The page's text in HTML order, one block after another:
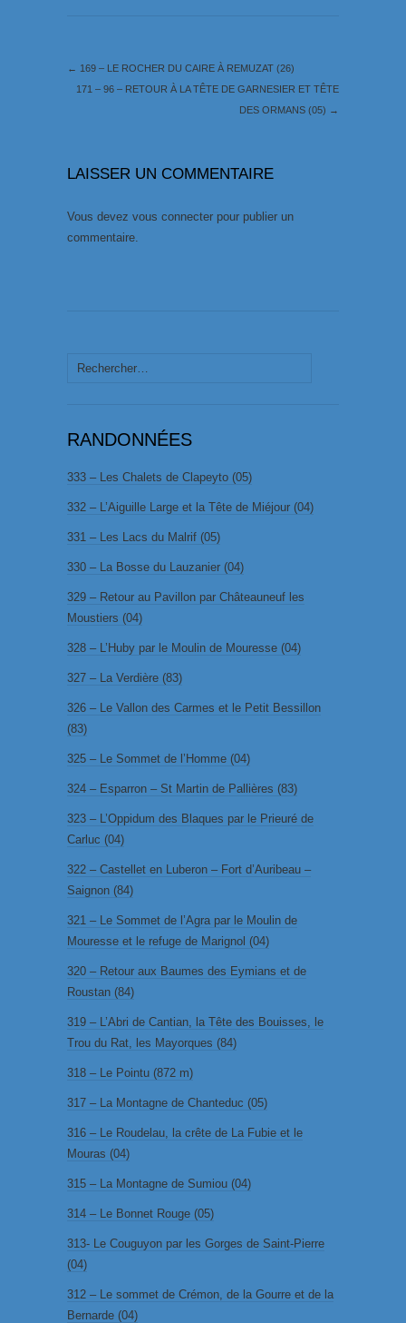
← 169 – LE ROCHER DU CAIRE À REMUZAT (26)
171 – 96 – RETOUR À LA TÊTE DE GARNESIER ET TÊTE
DES ORMANS (05) →
LAISSER UN COMMENTAIRE
Vous devez vous connecter pour publier un
commentaire.
Rechercher :
RANDONNÉES
333 – Les Chalets de Clapeyto (05)
332 – L’Aiguille Large et la Tête de Miéjour (04)
331 – Les Lacs du Malrif (05)
330 – La Bosse du Lauzanier (04)
329 – Retour au Pavillon par Châteauneuf les
Moustiers (04)
328 – L’Huby par le Moulin de Mouresse (04)
327 – La Verdière (83)
326 – Le Vallon des Carmes et le Petit Bessillon
(83)
325 – Le Sommet de l’Homme (04)
324 – Esparron – St Martin de Pallières (83)
323 – L’Oppidum des Blaques par le Prieuré de
Carluc (04)
322 – Castellet en Luberon – Fort d’Auribeau –
Saignon (84)
321 – Le Sommet de l’Agra par le Moulin de
Mouresse et le refuge de Marignol (04)
320 – Retour aux Baumes des Eymians et de
Roustan (84)
319 – L’Abri de Cantian, la Tête des Bouisses, le
Trou du Rat, les Mayorques (84)
318 – Le Pointu (872 m)
317 – La Montagne de Chanteduc (05)
316 – Le Roudelau, la crête de La Fubie et le
Mouras (04)
315 – La Montagne de Sumiou (04)
314 – Le Bonnet Rouge (05)
313- Le Couguyon par les Gorges de Saint-Pierre
(04)
312 – Le sommet de Crémon, de la Gourre et de la
Bernarde (04)